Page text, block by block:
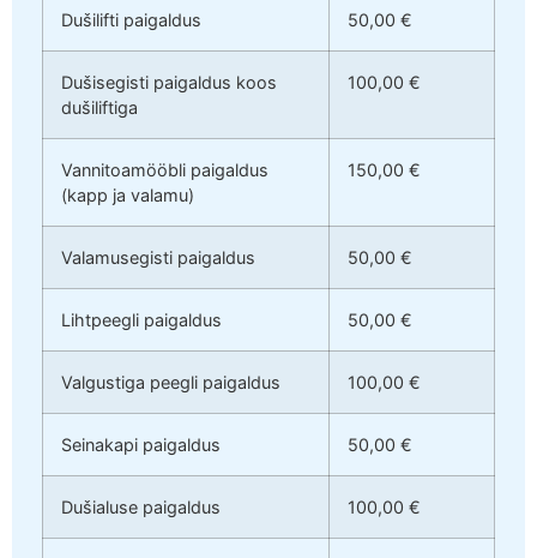
Dušilifti paigaldus 50,00 €
Dušisegisti paigaldus koos
dušiliftiga
100,00 €
Vannitoamööbli paigaldus
(kapp ja valamu)
150,00 €
Valamusegisti paigaldus 50,00 €
Lihtpeegli paigaldus 50,00 €
Valgustiga peegli paigaldus 100,00 €
Seinakapi paigaldus 50,00 €
Dušialuse paigaldus 100,00 €